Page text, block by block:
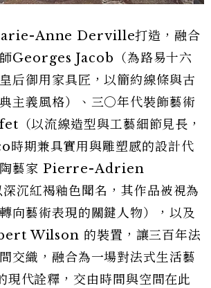
Anne Derville打造，融合
Georges Jacob（為路易十六
后御用家具匠，以簡約線條與古
主義風格）、三○年代裝飾藝術
以流線造型與工藝細節見長，
期兼具實用與雕塑感的設計代
陶藝家 Pierre-Adrien
沉紅褐釉色聞名，其作品被視為
向藝術表現的關鍵人物），以及
Wilson 的裝置，讓三百年法
交織，融合為一場對法式生活藝
現代詮釋，交由時間與空間在此